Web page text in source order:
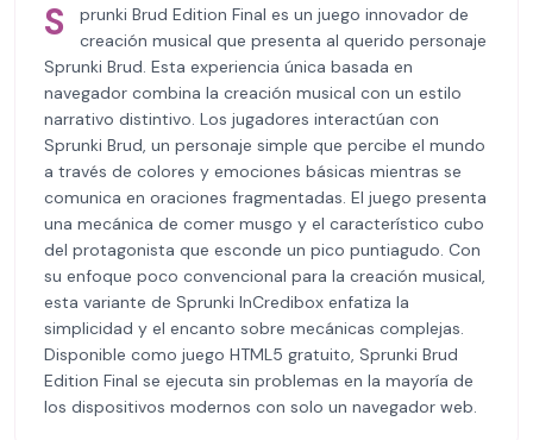
S
prunki Brud Edition Final es un juego innovador de
creación musical que presenta al querido personaje
Sprunki Brud. Esta experiencia única basada en
navegador combina la creación musical con un estilo
narrativo distintivo. Los jugadores interactúan con
Sprunki Brud, un personaje simple que percibe el mundo
a través de colores y emociones básicas mientras se
comunica en oraciones fragmentadas. El juego presenta
una mecánica de comer musgo y el característico cubo
del protagonista que esconde un pico puntiagudo. Con
su enfoque poco convencional para la creación musical,
esta variante de Sprunki InCredibox enfatiza la
simplicidad y el encanto sobre mecánicas complejas.
Disponible como juego HTML5 gratuito, Sprunki Brud
Edition Final se ejecuta sin problemas en la mayoría de
los dispositivos modernos con solo un navegador web.